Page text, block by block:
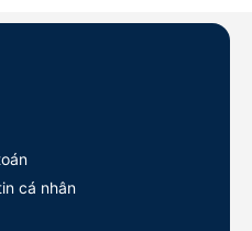
cá nhân